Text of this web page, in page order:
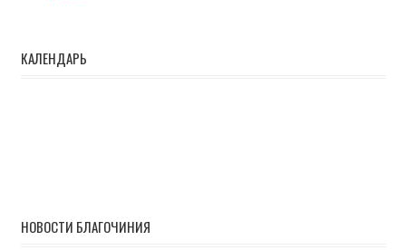
КАЛЕНДАРЬ
НОВОСТИ БЛАГОЧИНИЯ